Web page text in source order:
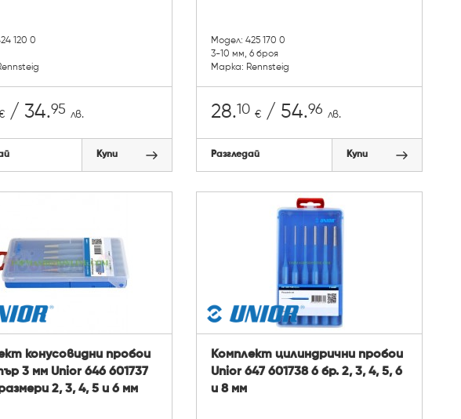
120 0
/ 34.95 лв.
Купи
Модел: 425 170 0
3-10 мм, 6 броя
Марка: Rennsteig
28.10 € / 54.96 лв.
Разгледай Купи
конусовидни пробои
3 мм Unior 646 601737
2, 3, 4, 5 и 6 мм
Комплект цилиндрични пробои
Unior 647 601738 6 бр. 2, 3, 4, 5, 6
и 8 мм